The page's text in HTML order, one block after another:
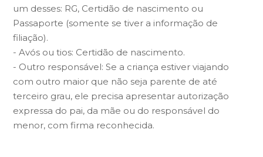
um desses: RG, Certidão de nascimento ou
Passaporte (somente se tiver a informação de
filiação).
- Avós ou tios: Certidão de nascimento.
- Outro responsável: Se a criança estiver viajando
com outro maior que não seja parente de até
terceiro grau, ele precisa apresentar autorização
expressa do pai, da mãe ou do responsável do
menor, com firma reconhecida.